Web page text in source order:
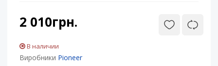
2 010грн.
В наличии
Виробники Pioneer